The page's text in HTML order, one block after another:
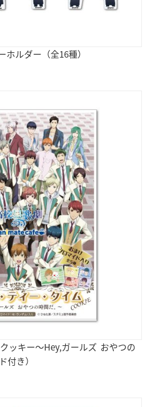
ホルダー（全16種）
ッキー～Hey,ガールズ おやつの
付き）